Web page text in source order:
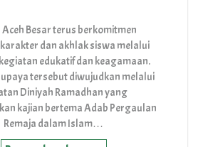
Aceh Besar terus berkomitmen
dan akhlak siswa melalui
edukatif dan keagamaan.
tersebut diwujudkan melalui
Diniyah Ramadhan yang
kajian bertema Adab Pergaulan
Remaja dalam Islam…